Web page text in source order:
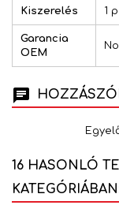
Kiszerelés 1
Garancia
OEM
No
16 HASONLÓ